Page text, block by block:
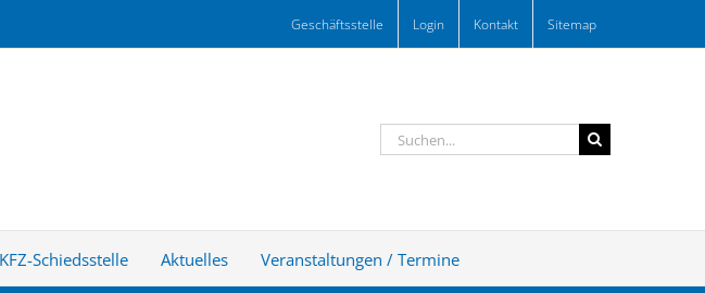
Geschäftsstelle Login Kontakt Sitemap
Suche
nach:
KFZ-Schiedsstelle Aktuelles Veranstaltungen / Termine